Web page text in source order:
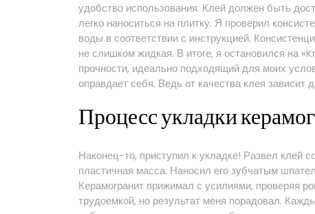
удобство использования. Клей должен быть
легко наноситься на плитку. Я проверил
воды в соответствии с инструкцией.
не слишком жидкая. В итоге, я остановился на
прочности, идеально подходящий для моих
оправдает себя. Ведь от качества клея зависит
Процесс укладки
Наконец-то, приступил к укладке! Развел клей
пластичная масса. Наносил его зубчатым
Керамогранит прижимал с усилиями, проверяя
трудоемкой, но результат меня порадовал.